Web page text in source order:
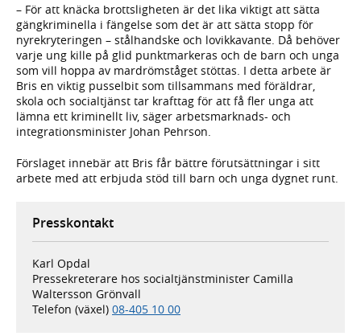
– För att knäcka brottsligheten är det lika viktigt att sätta
gängkriminella i fängelse som det är att sätta stopp för
nyrekryteringen – stålhandske och lovikkavante. Då behöver
varje ung kille på glid punktmarkeras och de barn och unga
som vill hoppa av mardrömståget stöttas. I detta arbete är
Bris en viktig pusselbit som tillsammans med föräldrar,
skola och socialtjänst tar krafttag för att få fler unga att
lämna ett kriminellt liv, säger arbetsmarknads- och
integrationsminister Johan Pehrson.
Förslaget innebär att Bris får bättre förutsättningar i sitt
arbete med att erbjuda stöd till barn och unga dygnet runt.
Presskontakt
Karl Opdal
Pressekreterare hos socialtjänstminister Camilla
Waltersson Grönvall
Telefon (växel) 08-405 10 00